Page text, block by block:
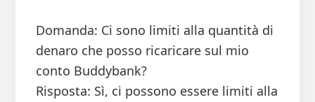
Domanda: Ci sono limiti alla quantità di
denaro che posso ricaricare sul mio
conto Buddybank?
Risposta: Sì, ci possono essere limiti alla